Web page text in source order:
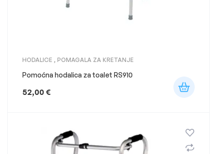
HODALICE , POMAGALA ZA KRETANJE
Pomoćna hodalica za toalet RS910
52,00 €